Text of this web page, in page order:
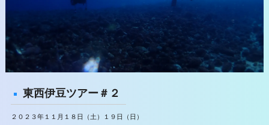
東西伊豆ツアー＃２
２０２３年１１月１８日（土）１９日（日）